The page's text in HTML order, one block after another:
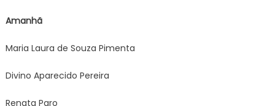
Amanhã
Maria Laura de Souza Pimenta
Divino Aparecido Pereira
Renata Paro